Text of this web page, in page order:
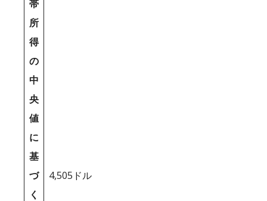
帯
所
得
の
中
央
値
に
基
づ
く
4,505ドル